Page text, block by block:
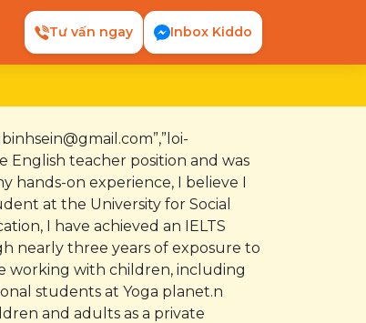
Tư vấn ngay Inbox Kiddo
English teacher position and was
hands-on experience, I believe I
at the University for Social
I have achieved an IELTS
nearly three years of exposure to
working with children, including
students at Yoga planet.n
and adults as a private